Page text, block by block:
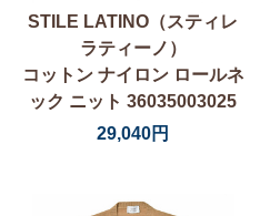
STILE LATINO（スティレ
ラティーノ）
コットン ナイロン ロールネ
ック ニット 36035003025
29,040円